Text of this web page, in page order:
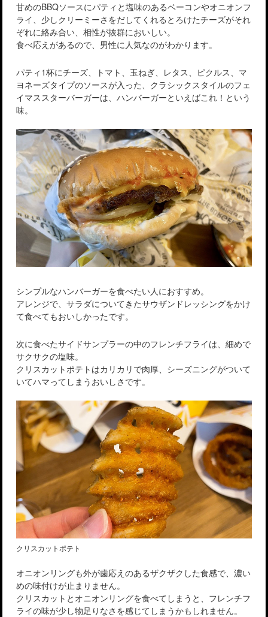
甘めのBBQソースにパティと塩味のあるベーコンやオニオンフ
ライ、少しクリーミーさをだしてくれるとろけたチーズがそれ
ぞれに絡み合い、相性が抜群においしい。
食べ応えがあるので、男性に人気なのがわかります。
パティ1杯にチーズ、トマト、玉ねぎ、レタス、ピクルス、マ
ヨネーズタイプのソースが入った、クラシックスタイルのフェ
イマススターバーガーは、ハンバーガーといえばこれ！という
味。
シンプルなハンバーガーを食べたい人におすすめ。
アレンジで、サラダについてきたサウザンドレッシングをかけ
て食べてもおいしかったです。
次に食べたサイドサンプラーの中のフレンチフライは、細めで
サクサクの塩味。
クリスカットポテトはカリカリで肉厚、シーズニングがついて
いてハマってしまうおいしさです。
クリスカットポテト
オニオンリングも外が歯応えのあるザクザクした食感で、濃い
めの味付けが止まりません。
クリスカットとオニオンリングを食べてしまうと、フレンチフ
ライの味が少し物足りなさを感じてしまうかもしれません。